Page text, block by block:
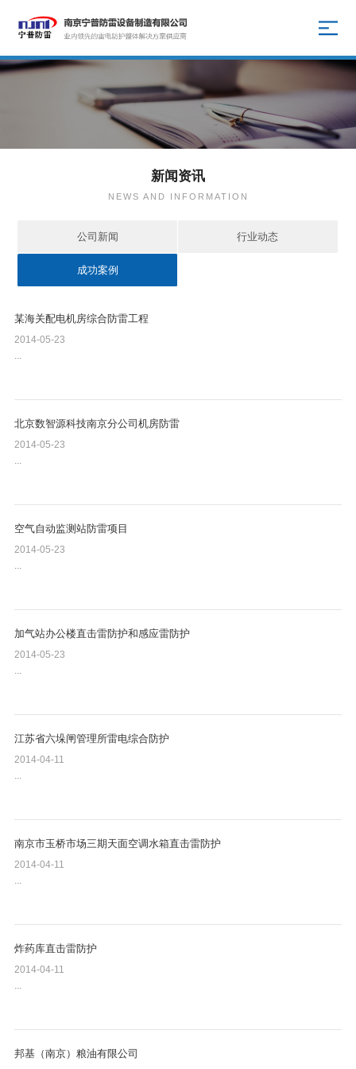
新闻资讯
NEWS AND INFORMATION
公司新闻 行业动态
成功案例
某海关配电机房综合防雷工程
2014-05-23
北京数智源科技南京分公司机房防雷
2014-05-23
空气自动监测站防雷项目
2014-05-23
加气站办公楼直击雷防护和感应雷防护
2014-05-23
江苏省六垛闸管理所雷电综合防护
2014-04-11
南京市玉桥市场三期天面空调水箱直击雷防护
2014-04-11
炸药库直击雷防护
2014-04-11
邦基（南京）粮油有限公司